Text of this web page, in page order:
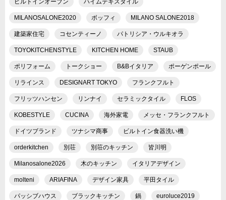
MILANOSALONE2020 ボッフィ MILANO SALONE2018
建築家住宅 コセンティーノ パトリシア・ウルキオラ
TOYOKITCHENSTYLE KITCHEN HOME STAUB
ポリフォーム トークショー B&Bイタリア ポーゲンポール
リラインス DESIGNART TOKYO フランクフルト
フリッツハンセン リンナイ セラミックタイル FLOS
KOBESTYLE CUCINA 海外家電 メッセ・フランクフルト
ドイツブランド ツナシマ商事 ビルトイン食器洗い機
orderkitchen 別荘 別荘のキッチン 皆川明
Milanosalone2026 木のキッチン イタリアデザイン
molteni ARIAFINA デザイン家具 平田タイル
パッシブハウス ブラックキッチン 鍋 euroluce2019